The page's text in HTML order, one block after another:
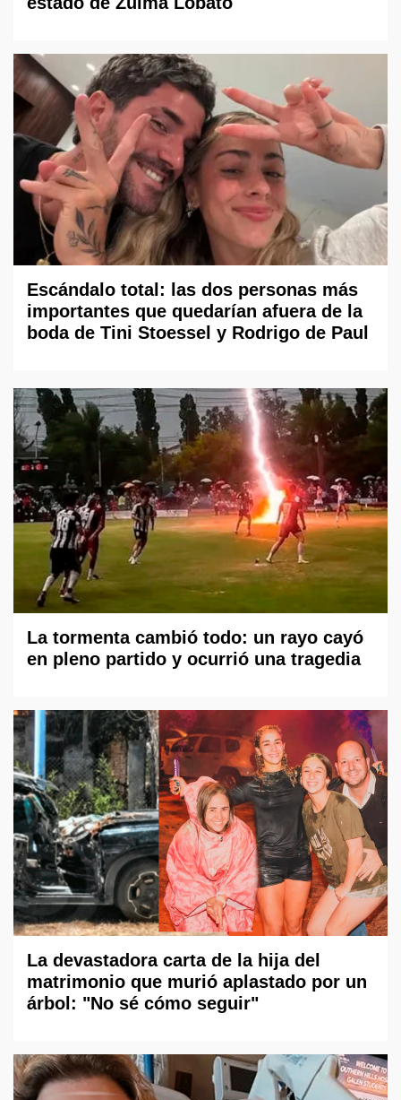
Escándalo total: las dos personas más
importantes que quedarían afuera de la
boda de Tini Stoessel y Rodrigo de Paul
La tormenta cambió todo: un rayo cayó
en pleno partido y ocurrió una tragedia
La devastadora carta de la hija del
matrimonio que murió aplastado por un
árbol: "No sé cómo seguir"